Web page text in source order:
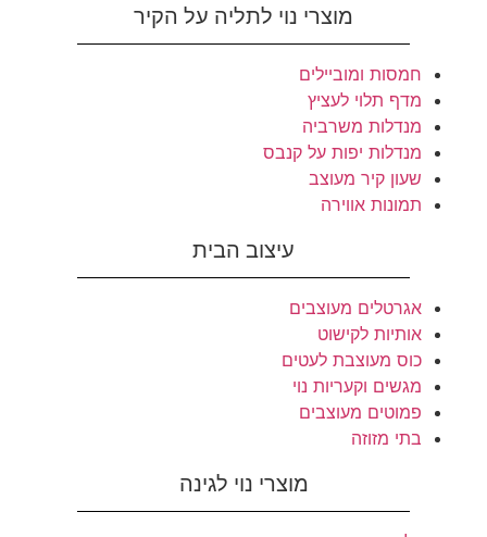
מוצרי נוי לתליה על הקיר
חמסות ומוביילים
מדף תלוי לעציץ
מנדלות משרביה
מנדלות יפות על קנבס
שעון קיר מעוצב
תמונות אווירה
עיצוב הבית
אגרטלים מעוצבים
אותיות לקישוט
כוס מעוצבת לעטים
מגשים וקעריות נוי
פמוטים מעוצבים
בתי מזוזה
מוצרי נוי לגינה